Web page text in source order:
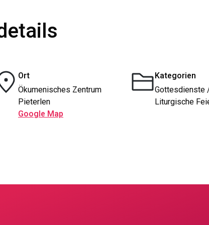
Ort
Ökumenisches Zentrum
Pieterlen
Google Map
Kategorien
Gottesdienste
Liturgische